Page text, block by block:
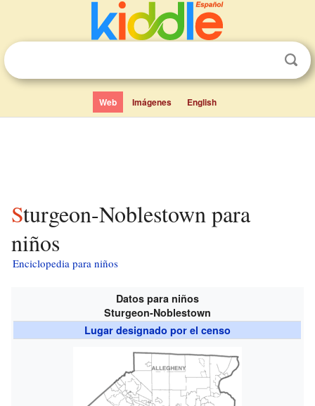
Web Imágenes English
Sturgeon-Noblestown para
niños
Enciclopedia para niños
Datos para niños
Sturgeon-Noblestown
Lugar designado por el censo